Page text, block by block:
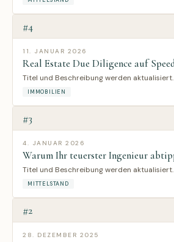
#4
11. JANUAR 2026
Real Estate Due Diligence auf
Titel und Beschreibung werden aktualisiert.
IMMOBILIEN
#3
4. JANUAR 2026
Warum Ihr teuerster Ingenieur
Titel und Beschreibung werden aktualisiert.
MITTELSTAND
#2
28. DEZEMBER 2025